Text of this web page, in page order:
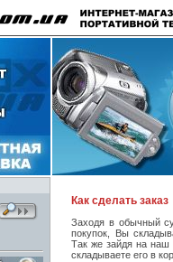
Как сделать заказ
Заходя в обычный
покупок, Вы
Так же зайдя на
складываете его в